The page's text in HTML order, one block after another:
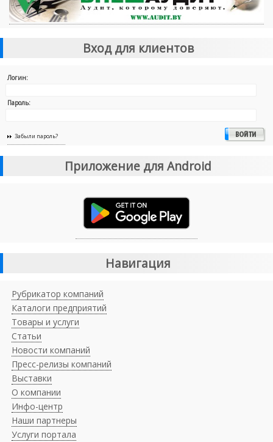
Вход для клиентов
Логин:
Пароль:
Забыли пароль?
Приложение для Android
Навигация
Рубрикатор компаний
Каталоги предприятий
Товары и услуги
Статьи
Новости компаний
Пресс-релизы компаний
Выставки
О компании
Инфо-центр
Наши партнеры
Услуги портала